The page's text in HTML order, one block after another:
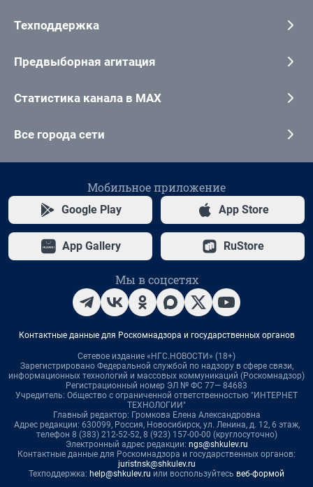
Техподдержка
Предвыборная агитация
Статистика канала в MAX
Все города сети
Мобильное приложение
Google Play App Store
App Gallery RuStore
Мы в соцсетях
Контактные данные для Роскомнадзора и государственных органов
Сетевое издание «НГС.НОВОСТИ» (18+)
Зарегистрировано Федеральной службой по надзору в сфере связи,
информационных технологий и массовых коммуникаций (Роскомнадзор)
Регистрационный номер ЭЛ № ФС 77— 84683
Учредитель: Общество с ограниченной ответственностью "ИНТЕРНЕТ
ТЕХНОЛОГИИ"
Главный редактор: Громкова Елена Александровна
Адрес редакции: 630099, Россия, Новосибирск, ул. Ленина, д. 12, 6 этаж,
телефон 8 (383) 212-52-52, 8 (923) 157-00-00 (круглосуточно)
Электронный адрес редакции: ngs@shkulev.ru
Контактные данные для Роскомнадзора и государственных органов:
juristnsk@shkulev.ru
Техподдержка: help@shkulev.ru или воспользуйтесь веб-формой